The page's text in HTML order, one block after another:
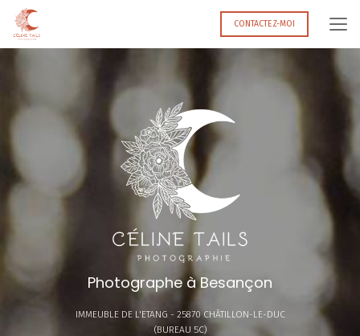
Aller
contenu
CONTACTEZ-MOI
Photographe à Besançon
IMMEUBLE DE L'ETANG - 25870 CHÂTILLON-LE-DUC
(BUREAU 5C)